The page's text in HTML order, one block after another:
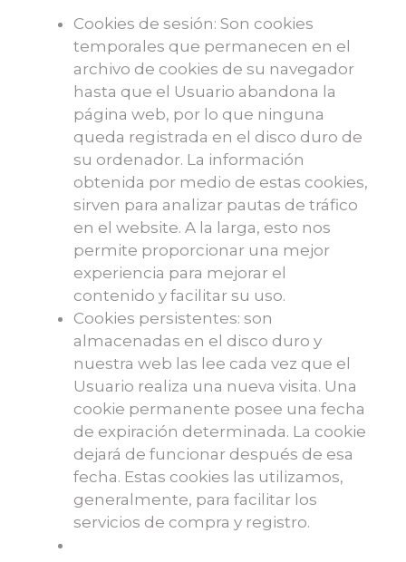
Cookies de sesión: Son cookies
temporales que permanecen en el
archivo de cookies de su navegador
hasta que el Usuario abandona la
página web, por lo que ninguna
queda registrada en el disco duro de
su ordenador. La información
obtenida por medio de estas cookies,
sirven para analizar pautas de tráfico
en el website. A la larga, esto nos
permite proporcionar una mejor
experiencia para mejorar el
contenido y facilitar su uso.
Cookies persistentes: son
almacenadas en el disco duro y
nuestra web las lee cada vez que el
Usuario realiza una nueva visita. Una
cookie permanente posee una fecha
de expiración determinada. La cookie
dejará de funcionar después de esa
fecha. Estas cookies las utilizamos,
generalmente, para facilitar los
servicios de compra y registro.